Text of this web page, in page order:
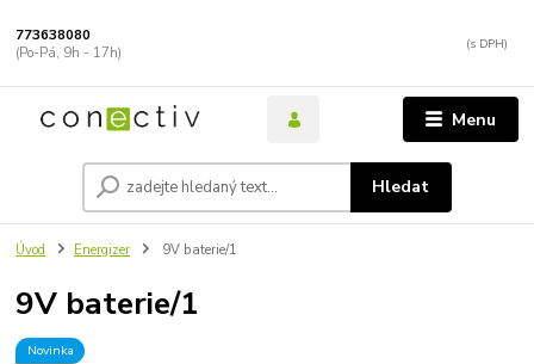
Menu
Hledat
773638080
(Po-Pá, 9h - 17h)
Úvod Energizer 9V baterie/1
9V baterie/1
Novinka